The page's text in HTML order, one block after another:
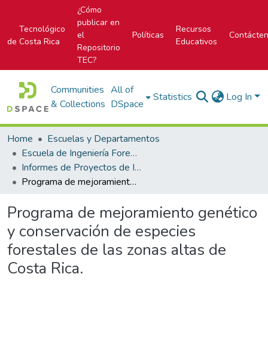
Tecnológico
de Costa Rica
¿Cómo
publicar en
el
Repositorio
TEC?
Políticas
Recursos
Educativos
Communities
& Collections
All of
DSpace
Statistics Log In
Home
Escuelas y Departamentos
Escuela de Ingeniería Forestal
Informes de Proyectos de Investigación
Programa de mejoramiento genético y conservación de especies forestales de las zonas altas de Costa Rica.
Programa de mejoramiento genético
y conservación de especies
forestales de las zonas altas de
Costa Rica.